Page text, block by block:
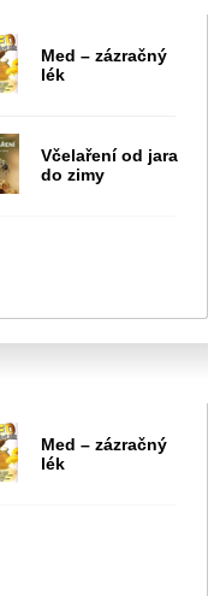
Med – zázračný
lék
Včelaření od jara
do zimy
Med – zázračný
lék